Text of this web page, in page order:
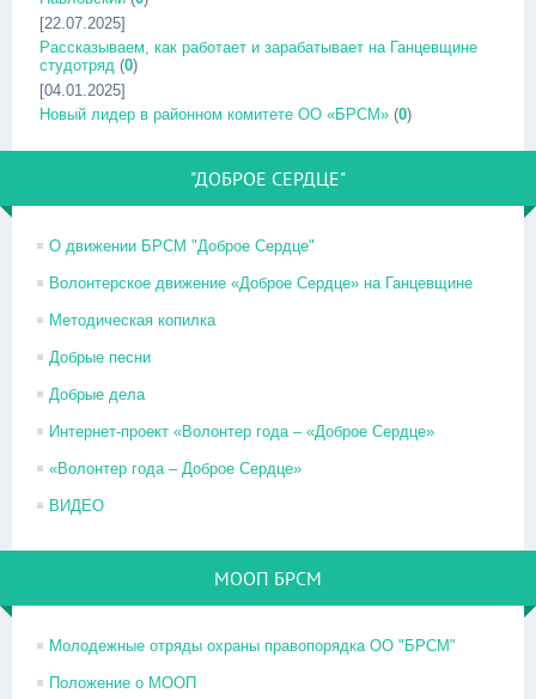
[22.07.2025]
Рассказываем, как работает и зарабатывает на Ганцевщине
студотряд (0)
[04.01.2025]
Новый лидер в районном комитете ОО «БРСМ» (0)
"ДОБРОЕ СЕРДЦЕ"
О движении БРСМ "Доброе Сердце"
Волонтерское движение «Доброе Сердце» на Ганцевщине
Методическая копилка
Добрые песни
Добрые дела
Интернет-проект «Волонтер года – «Доброе Сердце»
«Волонтер года – Доброе Сердце»
ВИДЕО
МООП БРСМ
Молодежные отряды охраны правопорядка ОО "БРСМ"
Положение о МООП